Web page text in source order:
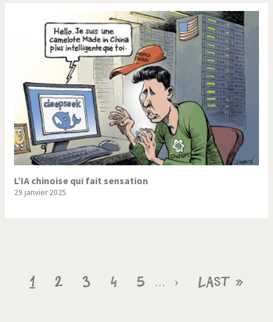
L’IA chinoise qui fait sensation
29 janvier 2025
Pagination
Page
1 Page
2 Page
3 Page
4 Page
5 …
Page
›
Dernière
Last »